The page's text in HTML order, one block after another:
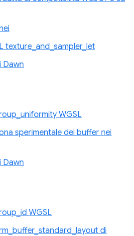
texture_and_sampler_let
Dawn
WGSL
sperimentale dei buffer nei
Dawn
WGSL
di